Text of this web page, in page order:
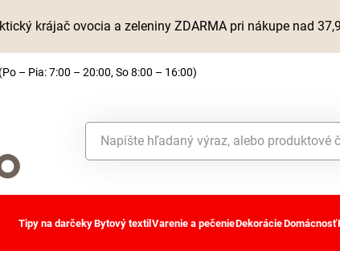
krájač ovocia a zeleniny ZDARMA pri nákupe nad
(Po – Pia: 7:00 – 20:00, So 8:00 – 16:00)
Tipy na darčekyBytový textil Varenie a pečenieDekorácieDomácnosť